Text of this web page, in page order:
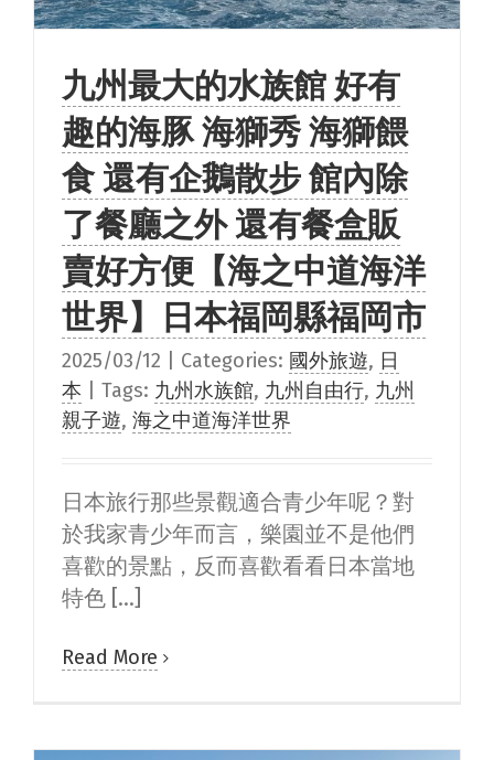
九州最大的水族館 好有
趣的海豚 海獅秀 海獅餵
食 還有企鵝散步 館內除
了餐廳之外 還有餐盒販
賣好方便【海之中道海洋
世界】日本福岡縣福岡市
2025/03/12 Categories: 國外旅遊, 日
本
Tags: 九州水族館, 九州自由行, 九州
親子遊, 海之中道海洋世界
日本旅行那些景觀適合青少年呢？對
於我家青少年而言，樂園並不是他們
喜歡的景點，反而喜歡看看日本當地
特色 [...]
Read More